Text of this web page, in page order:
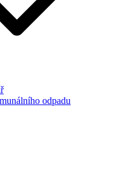
odpadu